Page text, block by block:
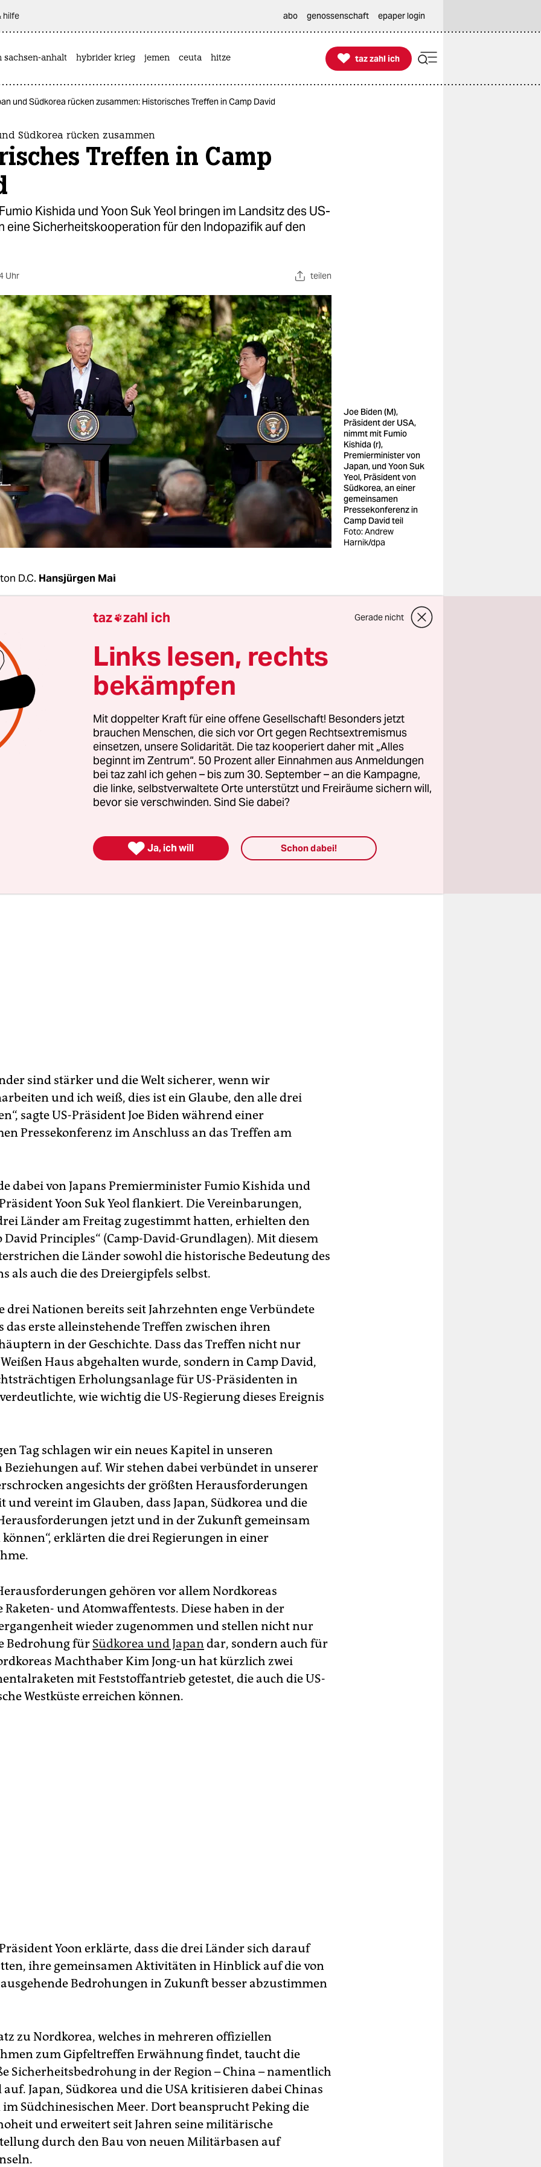
hilfe abo genossenschaft epaper login
sachsen-anhalt hybrider krieg jemen ceuta hitze 
taz zahl ich
taz zahl ich
und Südkorea rücken zusammen: Historisches Treffen in Camp David
Südkorea rücken zusammen
Treffen in Camp
Kishida und Yoon Suk Yeol bringen im Landsitz des US-
eine Sicherheitskooperation für den Indopazifik auf den
Uhr teilen
Joe Biden (M),
Präsident der USA,
nimmt mit Fumio
Kishida (r),
Premierminister von
Japan, und Yoon Suk
Yeol, Präsident von
Südkorea, an einer
gemeinsamen
Pressekonferenz in
Camp David teil
Foto: Andrew
Harnik/dpa
D.C. Hansjürgen Mai
der Staatsoberhäupter aus Japan, Südkorea und
mit einer Vereinbarung, die Beziehungen zwischen
zu vertiefen und im Hinblick auf nationale und
deutlich auszuweiten. Diese intensivierte
sei besonders vor dem Hintergrund eines militärisch
und eines unberechenbaren Nordkoreas von großer
militärischen Trainingsübungen, der Einrichtung einer
besseren Koordination von Gegenschlägen im
und Angriffsfall sowie einem verbesserten
wollen die drei Länder in Zukunft die
sind stärker und die Welt sicherer, wenn wir
und ich weiß, dies ist ein Glaube, den alle drei
sagte US-Präsident Joe Biden während einer
Pressekonferenz im Anschluss an das Treffen am
dabei von Japans Premierminister Fumio Kishida und
Yoon Suk Yeol flankiert. Die Vereinbarungen,
Länder am Freitag zugestimmt hatten, erhielten den
David Principles“ (Camp-David-Grundlagen). Mit diesem
die Länder sowohl die historische Bedeutung des
als auch die des Dreiergipfels selbst.
drei Nationen bereits seit Jahrzehnten enge Verbündete
das erste alleinstehende Treffen zwischen ihren
in der Geschichte. Dass das Treffen nicht nur
Haus abgehalten wurde, sondern in Camp David,
Erholungsanlage für US-Präsidenten in
wie wichtig die US-Regierung dieses Ereignis
Tag schlagen wir ein neues Kapitel in unseren
auf. Wir stehen dabei verbündet in unserer
angesichts der größten Herausforderungen
und vereint im Glauben, dass Japan, Südkorea und die
jetzt und in der Zukunft gemeinsam
erklärten die drei Regierungen in einer
gehören vor allem Nordkoreas
und Atomwaffentests. Diese haben in der
wieder zugenommen und stellen nicht nur
Bedrohung für Südkorea und Japandar, sondern auch für
Machthaber Kim Jong-un hat kürzlich zwei
mit Feststoffantrieb getestet, die auch die US-
Westküste erreichen können.
Yoon erklärte, dass die drei Länder sich darauf
ihre gemeinsamen Aktivitäten in Hinblick auf die von
Bedrohungen in Zukunft besser abzustimmen
zu Nordkorea, welches in mehreren offiziellen
zum Gipfeltreffen Erwähnung findet, taucht die
Sicherheitsbedrohung in der Region – China – namentlich
Japan, Südkorea und die USA kritisieren dabei Chinas
Südchinesischen Meer. Dort beansprucht Peking die
und erweitert seit Jahren seine militärische
durch den Bau von neuen Militärbasen auf
taz zahl ich Gerade nicht
Links lesen, rechts
bekämpfen
Mit doppelter Kraft für eine offene Gesellschaft! Besonders jetzt
brauchen Menschen, die sich vor Ort gegen Rechtsextremismus
einsetzen, unsere Solidarität. Die taz kooperiert daher mit „Alles
beginnt im Zentrum“. 50 Prozent aller Einnahmen aus Anmeldungen
bei taz zahl ich gehen – bis zum 30. September – an die Kampagne,
die linke, selbstverwaltete Orte unterstützt und Freiräume sichern will,
bevor sie verschwinden. Sind Sie dabei?
 Ja, ich will Schon dabei!